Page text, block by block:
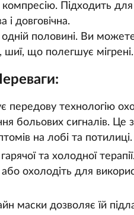
Підходить для
і довговічна.
половині. Ви
шиї, що полегшує мігрені.
передову технологію
больових сигналів. Це
на лобі та потилиці.
та холодної
охолодіть для
маски дозволяє їй